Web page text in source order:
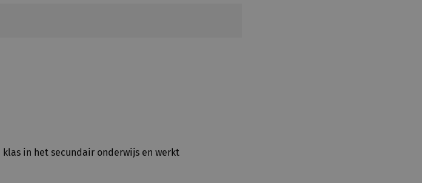
in het secundair onderwijs en werkt